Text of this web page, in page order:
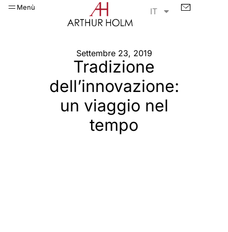
Menù IT
Settembre 23, 2019
Tradizione
dell’innovazione:
un viaggio nel
tempo